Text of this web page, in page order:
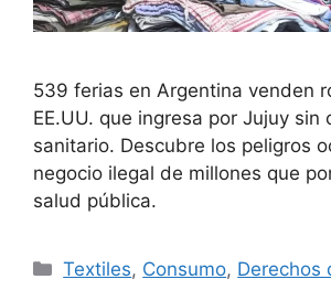
539 ferias en Argentina venden
EE.UU. que ingresa por Jujuy sin
sanitario. Descubre los peligros
negocio ilegal de millones que
salud pública.
Textiles, Consumo, Derechos